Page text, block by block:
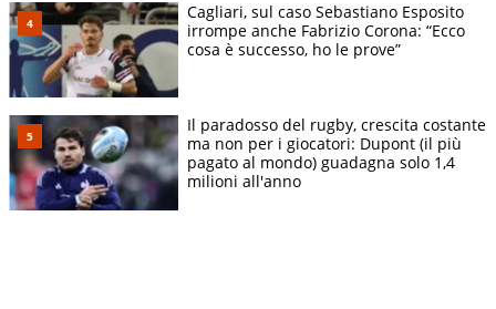
Cagliari, sul caso Sebastiano Esposito
irrompe anche Fabrizio Corona: “Ecco
cosa è successo, ho le prove”
Il paradosso del rugby, crescita costante
ma non per i giocatori: Dupont (il più
pagato al mondo) guadagna solo 1,4
milioni all'anno